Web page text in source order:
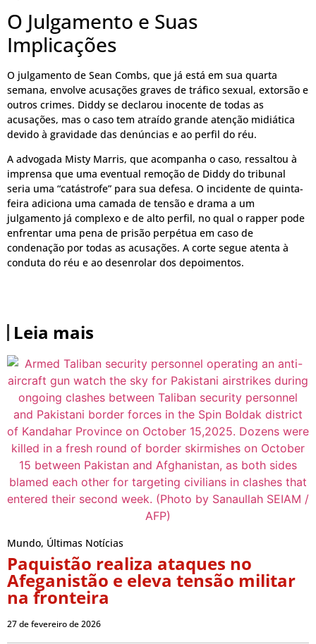
O Julgamento e Suas
Implicações
O julgamento de Sean Combs, que já está em sua quarta
semana, envolve acusações graves de tráfico sexual, extorsão e
outros crimes. Diddy se declarou inocente de todas as
acusações, mas o caso tem atraído grande atenção midiática
devido à gravidade das denúncias e ao perfil do réu.
A advogada Misty Marris, que acompanha o caso, ressaltou à
imprensa que uma eventual remoção de Diddy do tribunal
seria uma “catástrofe” para sua defesa. O incidente de quinta-
feira adiciona uma camada de tensão e drama a um
julgamento já complexo e de alto perfil, no qual o rapper pode
enfrentar uma pena de prisão perpétua em caso de
condenação por todas as acusações. A corte segue atenta à
conduta do réu e ao desenrolar dos depoimentos.
Leia mais
Mundo, Últimas Notícias
Paquistão realiza ataques no
Afeganistão e eleva tensão militar
na fronteira
27 de fevereiro de 2026